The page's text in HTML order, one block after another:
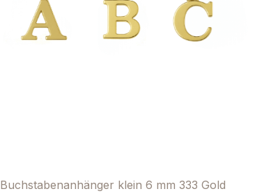
Buchstabenanhänger klein 6 mm 333 Gold